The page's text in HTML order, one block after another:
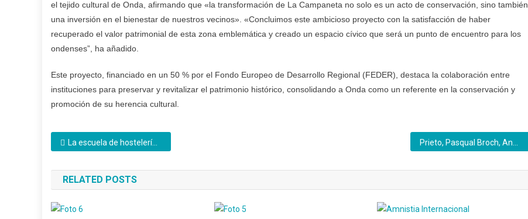
el tejido cultural de Onda, afirmando que «la transformación de La Campaneta no solo es un acto de conservación, sino también
una inversión en el bienestar de nuestros vecinos». «Concluimos este ambicioso proyecto con la satisfacción de haber
recuperado el valor patrimonial de esta zona emblemática y creado un espacio cívico que será un punto de encuentro para los
ondenses”, ha añadido.
Este proyecto, financiado en un 50 % por el Fondo Europeo de Desarrollo Regional (FEDER), destaca la colaboración entre
instituciones para preservar y revitalizar el patrimonio histórico, consolidando a Onda como un referente en la conservación y
promoción de su herencia cultural.
Navegación
de
entradas
La escuela de hostelería y turismo Costa de Azahar recibe el galardón de ‘Formación, Investigación e Innovación Turística’
RELATED POSTS